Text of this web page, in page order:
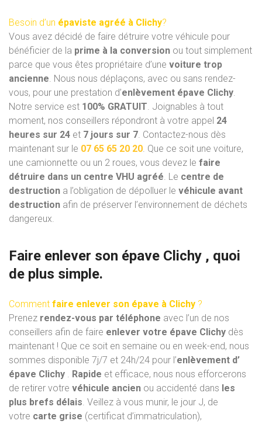
Besoin d’un épaviste agréé à Clichy?
Vous avez décidé de faire détruire votre véhicule pour
bénéficier de la prime à la conversion ou tout simplement
parce que vous êtes propriétaire d’une voiture trop
ancienne. Nous nous déplaçons, avec ou sans rendez-
vous, pour une prestation d’enlèvement épave Clichy.
Notre service est 100% GRATUIT. Joignables à tout
moment, nos conseillers répondront à votre appel 24
heures sur 24 et 7 jours sur 7. Contactez-nous dès
maintenant sur le 07 65 65 20 20. Que ce soit une voiture,
une camionnette ou un 2 roues, vous devez le faire
détruire dans un centre VHU agréé. Le centre de
destruction a l’obligation de dépolluer le véhicule avant
destruction afin de préserver l’environnement de déchets
dangereux.
Faire enlever son épave Clichy , quoi
de plus simple.
Comment faire enlever son épave à Clichy ?
Prenez rendez-vous par téléphone avec l’un de nos
conseillers afin de faire enlever votre épave Clichy dès
maintenant ! Que ce soit en semaine ou en week-end, nous
sommes disponible 7j/7 et 24h/24 pour l’enlèvement d’
épave Clichy . Rapide et efficace, nous nous efforcerons
de retirer votre véhicule ancien ou accidenté dans les
plus brefs délais. Veillez à vous munir, le jour J, de
votre carte grise (certificat d’immatriculation),